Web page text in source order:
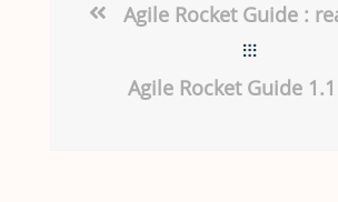
Agile Rocket Guide 1.1